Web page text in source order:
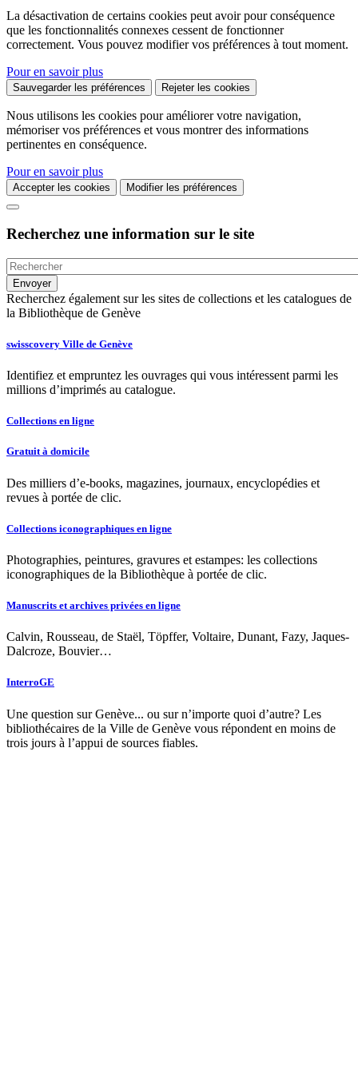
La désactivation de certains cookies peut avoir pour conséquence
que les fonctionnalités connexes cessent de fonctionner
correctement. Vous pouvez modifier vos préférences à tout moment.
Pour en savoir plus
Sauvegarder les préférences Rejeter les cookies
Nous utilisons les cookies pour améliorer votre navigation,
mémoriser vos préférences et vous montrer des informations
pertinentes en conséquence.
Pour en savoir plus
Accepter les cookies Modifier les préférences
Recherchez une information sur le site
Recherchez également sur les sites de collections et les catalogues de
la Bibliothèque de Genève
swisscovery Ville de Genève
Identifiez et empruntez les ouvrages qui vous intéressent parmi les
millions d’imprimés au catalogue.
Collections en ligne
Gratuit à domicile
Des milliers d’e-books, magazines, journaux, encyclopédies et
revues à portée de clic.
Collections iconographiques en ligne
Photographies, peintures, gravures et estampes: les collections
iconographiques de la Bibliothèque à portée de clic.
Manuscrits et archives privées en ligne
Calvin, Rousseau, de Staël, Töpffer, Voltaire, Dunant, Fazy, Jaques-
Dalcroze, Bouvier…
InterroGE
Une question sur Genève... ou sur n’importe quoi d’autre? Les
bibliothécaires de la Ville de Genève vous répondent en moins de
trois jours à l’appui de sources fiables.